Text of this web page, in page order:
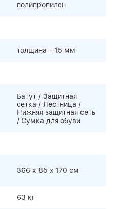
полипропилен
толщина - 15 мм
Батут / Защитная
сетка / Лестница /
Нижняя защитная сеть
/ Сумка для обуви
366 х 85 x 170 cм
63 кг